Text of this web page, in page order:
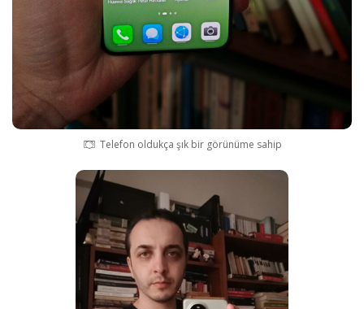
Telefon oldukça şık bir görünüme sahip